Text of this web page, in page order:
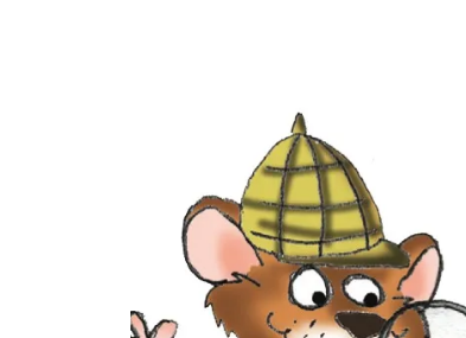
weiterführender